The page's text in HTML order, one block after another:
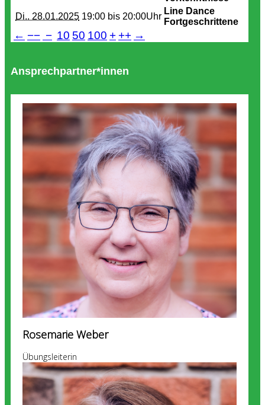
Di.. 28.01.2025 19:00 bis 20:00Uhr
Line Dance
Fortgeschrittene
← −− − 10 50 100 + ++ →
Ansprechpartner*innen
Rosemarie Weber
Übungsleiterin